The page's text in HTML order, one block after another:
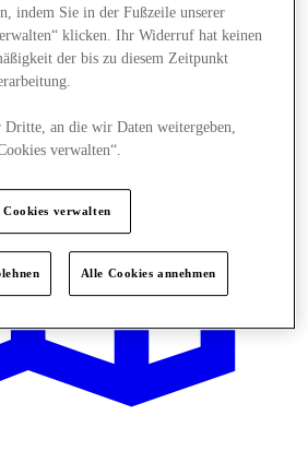
indem Sie in der Fußzeile unserer
klicken. Ihr Widerruf hat keinen
der bis zu diesem Zeitpunkt
an die wir Daten weitergeben,
verwalten“.
Cookies verwalten
Alle Cookies annehmen